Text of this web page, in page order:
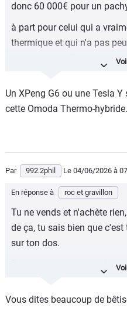
donc 60 000€ pour un
à part pour celui qui a
thermique et qui n'a pas
marque nouvellement
nous. Je suis certain qu'un
concurrentiel, mais il doit
Un XPeng G6 ou une Tesla
cette Omoda Thermo-hybride.
Par 992.2phil Le 04/06/2026 à
En réponse à roc et gravillon
Tu ne vends et n'achète
de ça, tu sais bien que
sur ton dos.
Et ce machin ici essayé est
Vu qu'il n'est pas renouvelé,
Vous dites beaucoup de